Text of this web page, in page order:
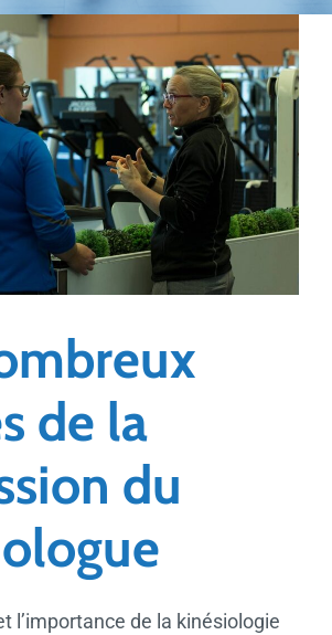
de la
du
l’importance de la kinésiologie